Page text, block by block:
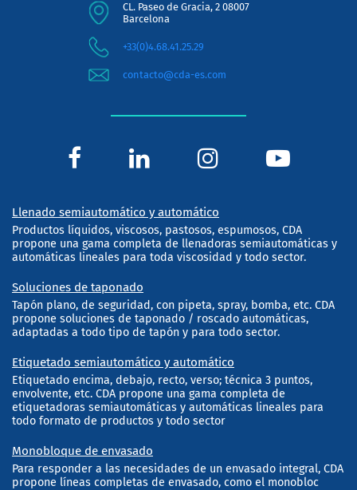
CL. Paseo de Gracia, 2 08007
Barcelona
+33(0)4.68.41.25.29
contacto@cda-es.com
Llenado semiautomático y automático
Productos líquidos, viscosos, pastosos, espumosos, CDA
propone una gama completa de llenadoras semiautomáticas y
automáticas lineales para toda viscosidad y todo sector.
Soluciones de taponado
Tapón plano, de seguridad, con pipeta, spray, bomba, etc. CDA
propone soluciones de taponado / roscado automáticas,
adaptadas a todo tipo de tapón y para todo sector.
Etiquetado semiautomático y automático
Etiquetado encima, debajo, recto, verso; técnica 3 puntos,
envolvente, etc. CDA propone una gama completa de
etiquetadoras semiautomáticas y automáticas lineales para
todo formato de productos y todo sector
Monobloque de envasado
Para responder a las necesidades de un envasado integral, CDA
propone líneas completas de envasado, como el monobloc